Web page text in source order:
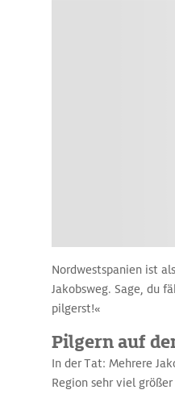
Nordwestspanien ist
Jakobsweg. Sage, du
pilgerst!«
Pilgern auf
In der Tat: Mehrere
Region sehr viel